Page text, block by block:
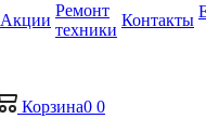
Акции
Ремонт
техники
Контакты
Корзина0 0